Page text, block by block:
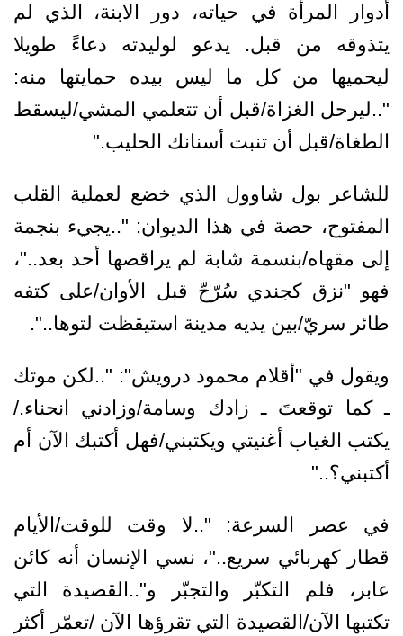
أدوار المرأة في حياته، دور الابنة، الذي لم
يتذوقه من قبل. يدعو لوليدته دعاءً طويلا
ليحميها من كل ما ليس بيده حمايتها منه:
"..ليرحل الغزاة/قبل أن تتعلمي المشي/ليسقط
الطغاة/قبل أن تنبت أسنانك الحليب."
للشاعر بول شاوول الذي خضع لعملية القلب
المفتوح، حصة في هذا الديوان: "..يجيء بنجمة
إلى مقهاه/بنسمة شابة لم يراقصها أحد بعد.."،
فهو "نزق كجندي سُرّحّ قبل الأوان/على كتفه
طائر سريّ/بين يديه مدينة استيقظت لتوها..".
ويقول في "أقلام محمود درويش": "..لكن موتك
ـ كما توقعتَ ـ زادك وسامة/وزادني انحناء./
يكتب الغياب أغنيتي ويكتبني/فهل أكتبك الآن أم
أكتبني؟.."
في عصر السرعة: "..لا وقت للوقت/الأيام
قطار كهربائي سريع.."، نسي الإنسان أنه كائن
عابر، فلم التكبّر والتجبّر و"..القصيدة التي
تكتبها الآن/القصيدة التي تقرؤها الآن /تعمّر أكثر